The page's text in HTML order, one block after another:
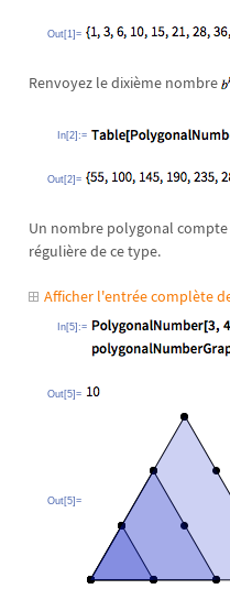
Out[1]=
Renvoyez le dixième nombre
In[2]:=
Out[2]=
Un nombre polygonal
régulière de ce type.
Afficher l'entrée complète
In[5]:=
Out[5]=
Out[5]=